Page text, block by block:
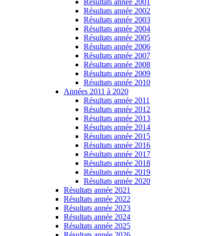
Résultats année 2001
Résultats année 2002
Résultats année 2003
Résultats année 2004
Résultats année 2005
Résultats année 2006
Résultats année 2007
Résultats année 2008
Résultats année 2009
Résultats année 2010
Années 2011 à 2020
Résultats année 2011
Résultats année 2012
Résultats année 2013
Résultats année 2014
Résultats année 2015
Résultats année 2016
Résultats année 2017
Résultats année 2018
Résultats année 2019
Résultats année 2020
Résultats année 2021
Résultats année 2022
Résultats année 2023
Résultats année 2024
Résultats année 2025